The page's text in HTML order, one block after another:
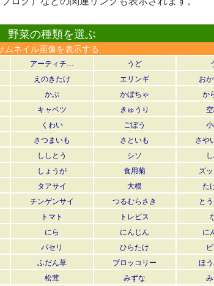
野菜の種類を選ぶ
ムネイル画像を表示する
アーティチ… うど
えのきたけ エリンギ
お
かぶ かぼちゃ
か
キャベツ きゅうり
くわい ごぼう
さつまいも さといも
さや
ししとう シソ
しょうが 食用菊
ズ
タアサイ 大根
た
チンゲンサイ つるむらさき
と
トマト トレビス
にら にんじん
に
パセリ ひらたけ
ふだん草 ブロッコリー
ほ
松茸 みずな